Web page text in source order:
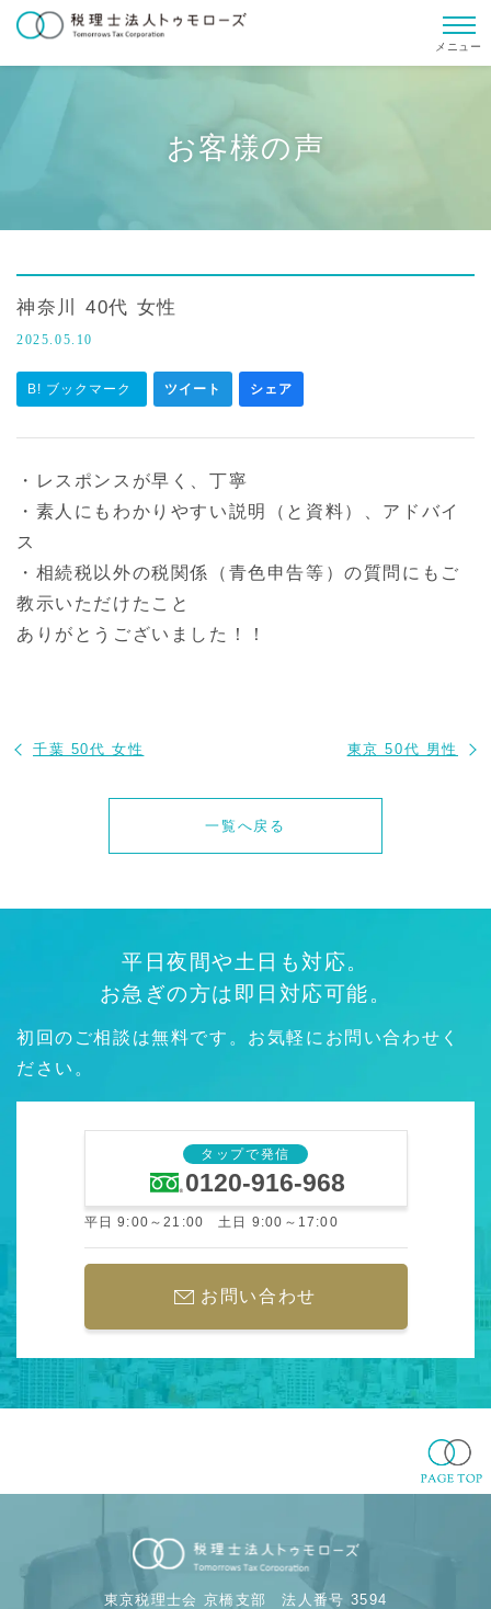
メニュー
お客様の声
神奈川 40代 女性
2025.05.10
B! ブックマーク ツイート シェア
・レスポンスが早く、丁寧
・素人にもわかりやすい説明（と資料）、アドバイ
ス
・相続税以外の税関係（青色申告等）の質問にもご
教示いただけたこと
ありがとうございました！！
千葉 50代 女性
一覧へ戻る
東京 50代 男性
平日夜間や土日も対応。
お急ぎの方は即日対応可能。
初回のご相談は無料です。お気軽にお問い合わせく
ださい。
タップで発信
0120-916-968
平日 9:00～21:00 土日 9:00～17:00
お問い合わせ
東京税理士会 京橋支部法人番号 3594